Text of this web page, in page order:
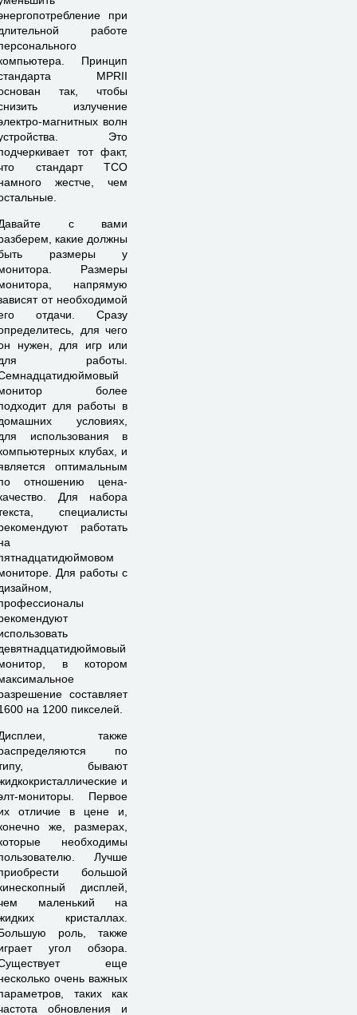
при
работе
Принцип
МРRII
так, чтобы
излучение
магнитных волн
Это
тот факт,
стандарт ТСО
жестче, чем
с вами
какие должны
размеры у
Размеры
напрямую
от необходимой
отдачи. Сразу
для чего
нужен, для игр или
работы.
более
для работы в
условиях,
использования в
клубах, и
оптимальным
отношению цена-
Для набора
специалисты
работать
Для работы с
в котором
составляет
на 1200 пикселей.
также
по
бывают
и
мониторы. Первое
отличие в цене и,
же, размерах,
необходимы
Лучше
большой
дисплей,
маленький на
кристаллах.
роль, также
угол обзора.
еще
очень важных
таких как
обновления и